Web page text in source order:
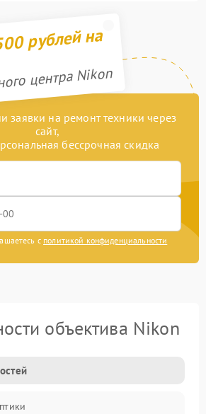
рублей на
центра Nikon
заявки на ремонт техники через
сайт,
бессрочная скидка
с политикой конфиденциальности
объектива Nikon